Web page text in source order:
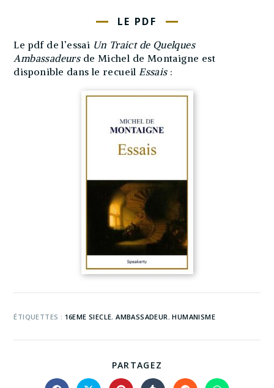
LE PDF
Le pdf de l’essai Un Traict de Quelques
Ambassadeursde Michel de Montaigne est
disponible dans le recueil Essais:
ÉTIQUETTES : 16EME SIECLE, AMBASSADEUR , HUMANISME
PARTAGEZ